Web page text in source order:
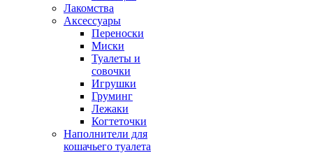
Лакомства
Аксессуары
Переноски
Миски
Туалеты и
совочки
Игрушки
Груминг
Лежаки
Когтеточки
Наполнители для
кошачьего туалета